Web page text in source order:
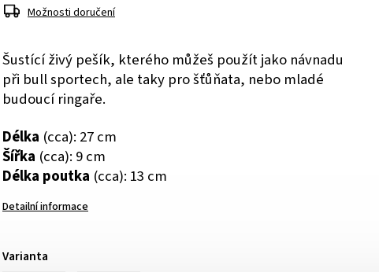
Šustící živý pešík, kterého můžeš použít jako návnadu
při bull sportech, ale taky pro šťůňata, nebo mladé
budoucí ringaře.
Délka (cca): 27 cm
Šířka (cca): 9 cm
Délka poutka (cca): 13 cm
Detailní informace
Varianta
Možnosti doručení